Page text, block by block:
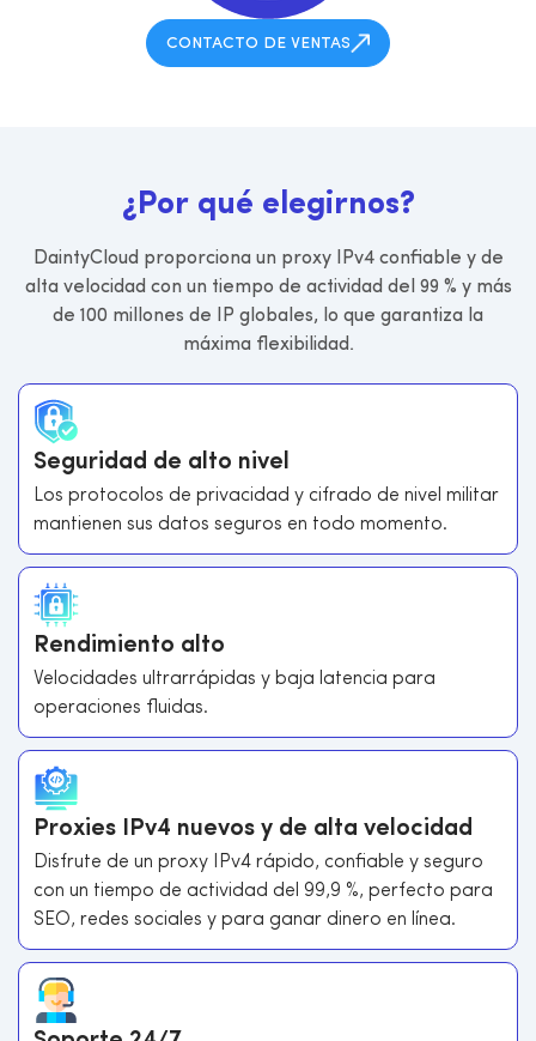
CONTACTO DE VENTAS
¿Por qué elegirnos?
DaintyCloud proporciona un proxy IPv4 confiable y de
alta velocidad con un tiempo de actividad del 99 % y más
de 100 millones de IP globales, lo que garantiza la
máxima flexibilidad.
Seguridad de alto nivel
Los protocolos de privacidad y cifrado de nivel militar
mantienen sus datos seguros en todo momento.
Rendimiento alto
Velocidades ultrarrápidas y baja latencia para
operaciones fluidas.
Proxies IPv4 nuevos y de alta velocidad
Disfrute de un proxy IPv4 rápido, confiable y seguro
con un tiempo de actividad del 99,9 %, perfecto para
SEO, redes sociales y para ganar dinero en línea.